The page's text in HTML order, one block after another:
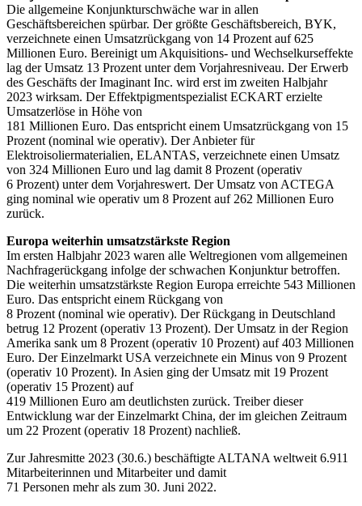
Die allgemeine Konjunkturschwäche war in allen
Geschäftsbereichen spürbar. Der größte Geschäftsbereich, BYK,
verzeichnete einen Umsatzrückgang von 14 Prozent auf 625
Millionen Euro. Bereinigt um Akquisitions- und Wechselkurseffekte
lag der Umsatz 13 Prozent unter dem Vorjahresniveau. Der Erwerb
des Geschäfts der Imaginant Inc. wird erst im zweiten Halbjahr
2023 wirksam. Der Effektpigmentspezialist ECKART erzielte
Umsatzerlöse in Höhe von
181 Millionen Euro. Das entspricht einem Umsatzrückgang von 15
Prozent (nominal wie operativ). Der Anbieter für
Elektroisoliermaterialien, ELANTAS, verzeichnete einen Umsatz
von 324 Millionen Euro und lag damit 8 Prozent (operativ
6 Prozent) unter dem Vorjahreswert. Der Umsatz von ACTEGA
ging nominal wie operativ um 8 Prozent auf 262 Millionen Euro
zurück.
Europa weiterhin umsatzstärkste Region
Im ersten Halbjahr 2023 waren alle Weltregionen vom allgemeinen
Nachfragerückgang infolge der schwachen Konjunktur betroffen.
Die weiterhin umsatzstärkste Region Europa erreichte 543 Millionen
Euro. Das entspricht einem Rückgang von
8 Prozent (nominal wie operativ). Der Rückgang in Deutschland
betrug 12 Prozent (operativ 13 Prozent). Der Umsatz in der Region
Amerika sank um 8 Prozent (operativ 10 Prozent) auf 403 Millionen
Euro. Der Einzelmarkt USA verzeichnete ein Minus von 9 Prozent
(operativ 10 Prozent). In Asien ging der Umsatz mit 19 Prozent
(operativ 15 Prozent) auf
419 Millionen Euro am deutlichsten zurück. Treiber dieser
Entwicklung war der Einzelmarkt China, der im gleichen Zeitraum
um 22 Prozent (operativ 18 Prozent) nachließ.
Zur Jahresmitte 2023 (30.6.) beschäftigte ALTANA weltweit 6.911
Mitarbeiterinnen und Mitarbeiter und damit
71 Personen mehr als zum 30. Juni 2022.